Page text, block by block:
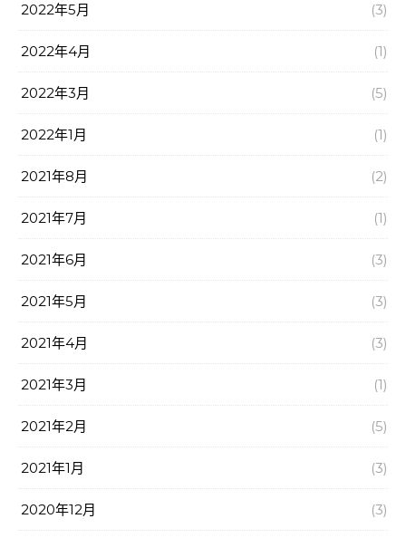
2022年5月 (3)
2022年4月 (1)
2022年3月 (5)
2022年1月 (1)
2021年8月 (2)
2021年7月 (1)
2021年6月 (3)
2021年5月 (3)
2021年4月 (3)
2021年3月 (1)
2021年2月 (5)
2021年1月 (3)
2020年12月 (3)